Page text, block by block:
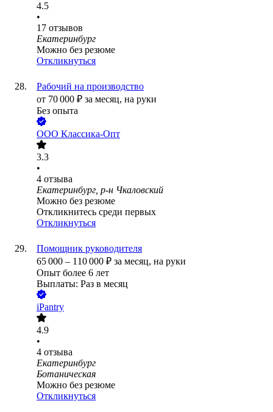
4.5
•
17 отзывов
Екатеринбург
Можно без резюме
Откликнуться
Рабочий на производство
от 70 000 ₽ за месяц, на руки
Без опыта
ООО Классика-Опт
3.3
•
4 отзыва
Екатеринбург, р-н Чкаловский
Можно без резюме
Откликнитесь среди первых
Откликнуться
Помощник руководителя
65 000 – 110 000 ₽ за месяц, на руки
Опыт более 6 лет
Выплаты: Раз в месяц
iPantry
4.9
•
4 отзыва
Екатеринбург
Ботаническая
Можно без резюме
Откликнуться